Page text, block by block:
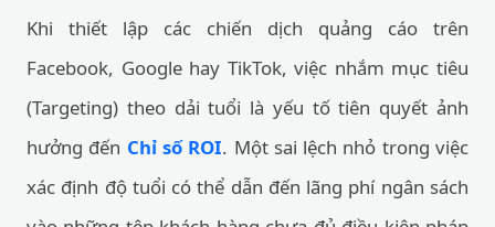
Khi thiết lập các chiến dịch quảng cáo trên
Facebook, Google hay TikTok, việc nhắm mục tiêu
(Targeting) theo dải tuổi là yếu tố tiên quyết ảnh
hưởng đến Chỉ số ROI. Một sai lệch nhỏ trong việc
xác định độ tuổi có thể dẫn đến lãng phí ngân sách